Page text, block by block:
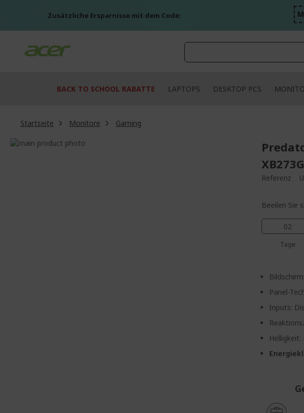
Zusätzliche Ersparnisse mit dem Code:
BACK TO SCHOOL RABATTE LAPTOPS DESKTOP PCS
Startseite Monitore
Gaming
Zum
Referenz
Beeilen Sie
02
Tage
Panel-
Inputs: